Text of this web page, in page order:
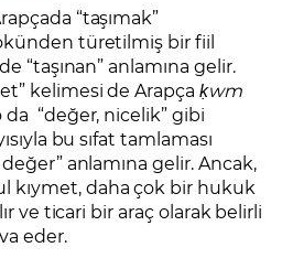
“taşımak”
türetilmiş bir fiil
“taşınan” anlamına gelir.
kelimesi deArapça ḳwm
“değer, nicelik” gibi
bu sıfat tamlaması
anlamına gelir. Ancak,
kıymet, daha çok bir hukuk
ve ticari bir araç olarak belirli
eder.